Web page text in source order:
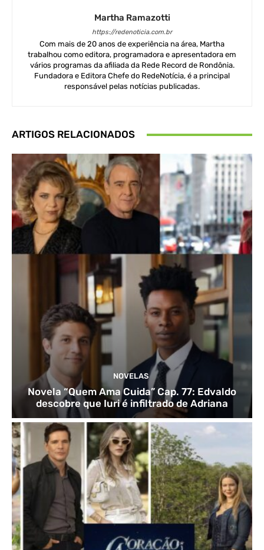
Martha Ramazotti
https://redenoticia.com.br
Com mais de 20 anos de experiência na área, Martha
trabalhou como editora, programadora e apresentadora em
vários programas da afiliada da Rede Record de Rondônia.
Fundadora e Editora Chefe do RedeNotícia, é a principal
responsável pelas notícias publicadas.
ARTIGOS RELACIONADOS
NOVELAS
Novela “Quem Ama Cuida” Cap. 77: Edvaldo
descobre que Iuri é infiltrado de Adriana